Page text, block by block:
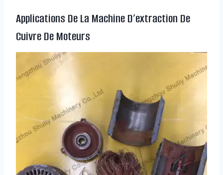
Applications De La Machine D’extraction De
Cuivre De Moteurs